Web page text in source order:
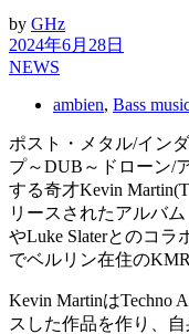
by GHz
2024年6月28日
NEWS
ambien, Bass
ポスト・メタル/イン
プ～DUB～ドローン/
する奇才Kevin
リースされたアルバム
やLuke Slaterとのコ
でベルリン在住の
Kevin MartinはTechno
スした作品を作り、